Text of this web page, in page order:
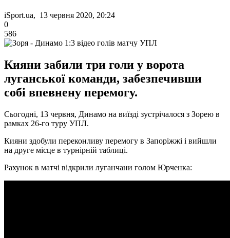
iSport.ua, 13 червня 2020, 20:24
0
586
Кияни забили три голи у ворота
луганської команди, забезпечивши
собі впевнену перемогу.
Сьогодні, 13 червня, Динамо на виїзді зустрічалося з Зорею в
рамках 26-го туру УПЛ.
Кияни здобули переконливу перемогу в Запоріжжі і вийшли
на друге місце в турнірній таблиці.
Рахунок в матчі відкрили луганчани голом Юрченка: